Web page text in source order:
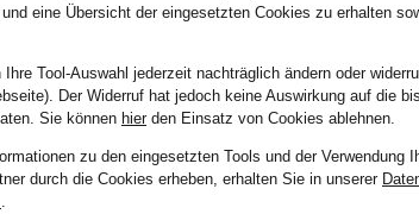
eine Übersicht der eingesetzten Cookies zu erhalten
Ihre Tool-Auswahl jederzeit nachträglich ändern oder
Der Widerruf hat jedoch keine Auswirkung auf die
Sie können hierden Einsatz von Cookies ablehnen.
zu den eingesetzten Tools und der Verwendung
durch die Cookies erheben, erhalten Sie in unserer
.